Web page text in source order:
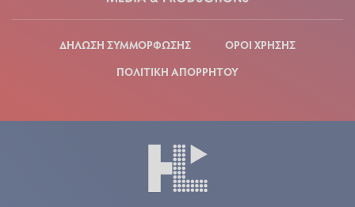
ΔΗΛΩΣΗ ΣΥΜΜΟΡΦΩΣΗΣ
ΟΡΟΙ ΧΡΗΣΗΣ
ΠΟΛΙΤΙΚΗ ΑΠΟΡΡΗΤΟΥ